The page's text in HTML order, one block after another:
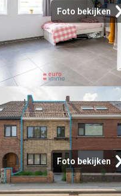
Foto bekijken
Foto bekijken